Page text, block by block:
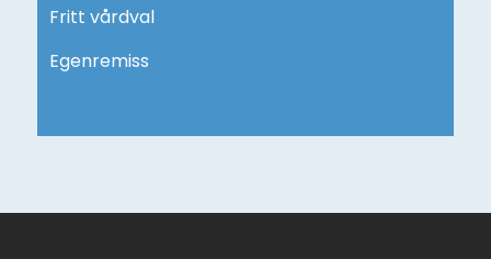
Fritt vårdval
Egenremiss